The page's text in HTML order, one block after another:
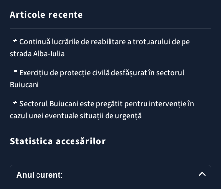
Articole recente
📌 Continuă lucrările de reabilitare a trotuarului de pe
strada Alba-Iulia
📍 Exercițiu de protecție civilă desfășurat în sectorul
Buiucani
📌 Sectorul Buiucani este pregătit pentru intervenție în
cazul unei eventuale situații de urgență
Statistica accesărilor
Anul curent: